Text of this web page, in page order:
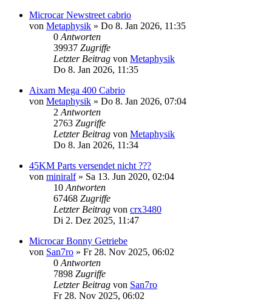
Microcar Newstreet cabrio
von Metaphysik » Do 8. Jan 2026, 11:35
0Antworten
39937 Zugriffe
Letzter Beitrag von Metaphysik
Do 8. Jan 2026, 11:35
Aixam Mega 400 Cabrio
von Metaphysik » Do 8. Jan 2026, 07:04
2Antworten
2763 Zugriffe
Letzter Beitrag von Metaphysik
Do 8. Jan 2026, 11:34
45KM Parts versendet nicht ???
von miniralf» Sa 13. Jun 2020, 02:04
10Antworten
67468 Zugriffe
Letzter Beitrag von crx3480
Di 2. Dez 2025, 11:47
Microcar Bonny Getriebe
von San7ro » Fr 28. Nov 2025, 06:02
0Antworten
7898 Zugriffe
Letzter Beitrag von San7ro
Fr 28. Nov 2025, 06:02